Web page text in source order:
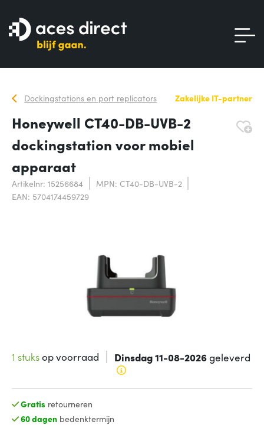
Dockingstations en port replicators Zakelijke IT-partner
Honeywell CT40-DB-UVB-2
dockingstation voor mobiel
apparaat
Artikelnr: 15256684
MPN: CT40-DB-UVB-2
EAN: 5704174459729
1 stuksop voorraad Dinsdag 11-08-2026geleverd
Gratis retourneren
60 dagenbedenktermijn